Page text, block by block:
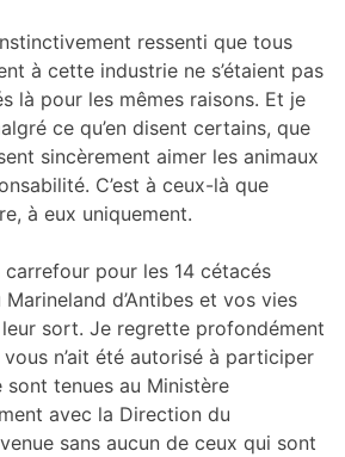
ressenti que tous
à cette industrie ne s’étaient pas
là pour les mêmes raisons. Et je
ce qu’en disent certains, que
sincèrement aimer les animaux
C’est à ceux-là que
à eux uniquement.
carrefour pour les 14 cétacés
d’Antibes et vos vies
sort. Je regrette profondément
vous n’ait été autorisé à participer
sont tenues au Ministère
avec la Direction du
sans aucun de ceux qui sont